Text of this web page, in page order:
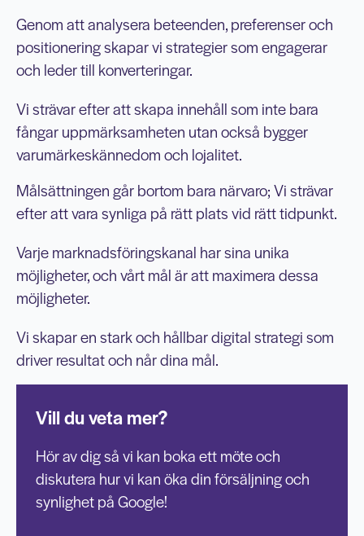
Genom att analysera beteenden, preferenser och
positionering skapar vi strategier som engagerar
och leder till konverteringar.
Vi strävar efter att skapa innehåll som inte bara
fångar uppmärksamheten utan också bygger
varumärkeskännedom och lojalitet.
Målsättningen går bortom bara närvaro; Vi strävar
efter att vara synliga på rätt plats vid rätt tidpunkt.
Varje marknadsföringskanal har sina unika
möjligheter, och vårt mål är att maximera dessa
möjligheter.
Vi skapar en stark och hållbar digital strategi som
driver resultat och når dina mål.
Vill du veta mer?
Hör av dig så vi kan boka ett möte och
diskutera hur vi kan öka din försäljning och
synlighet på Google!